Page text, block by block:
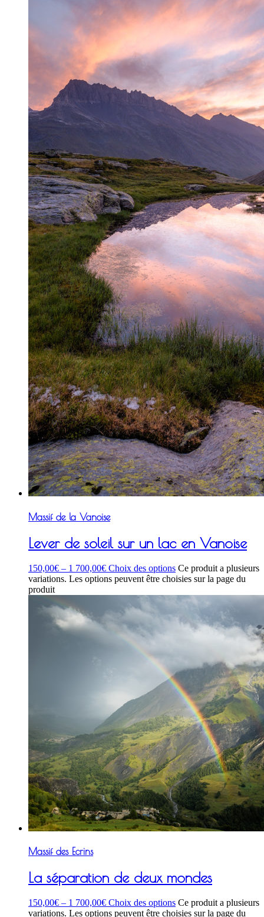
Massif de la Vanoise
Lever de soleil sur un lac en Vanoise
150,00€ – 1 700,00€ Choix des options Ce produit a plusieurs
variations. Les options peuvent être choisies sur la page du
produit
Massif des Ecrins
La séparation de deux mondes
150,00€ – 1 700,00€ Choix des options Ce produit a plusieurs
variations. Les options peuvent être choisies sur la page du